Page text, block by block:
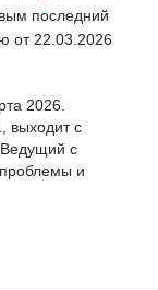
последний
от 22.03.2026
2026.
выходит с
Ведущий с
и